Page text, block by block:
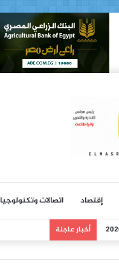
إقتصاد اتصالات وتكنولوجيا
أخبار عاجلة